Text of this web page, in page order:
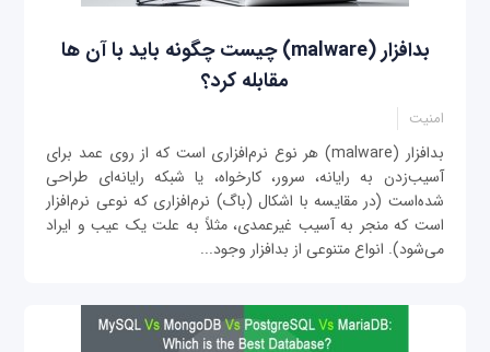
بدافزار (malware) چیست چگونه باید با آن ها
مقابله کرد؟
امنیت
بدافزار (malware) هر نوع نرم‌افزاری است که از روی عمد برای
آسیب‌زدن به رایانه، سرور، کارخواه، یا شبکه رایانه‌ای طراحی
شده‌است (در مقایسه با اشکال (باگ) نرم‌افزاری که نوعی نرم‌افزار
است که منجر به آسیب غیرعمدی، مثلاً به علت یک عیب و ایراد
می‌شود). انواع متنوعی از بدافزار وجود...